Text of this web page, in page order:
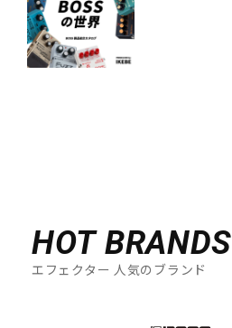
HOT BRANDS
エフェクター 人気のブランド